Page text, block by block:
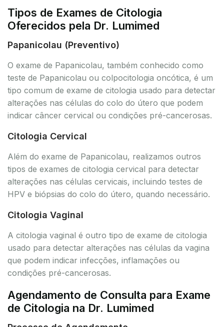
Tipos de Exames de Citologia
Oferecidos pela Dr. Lumimed
Papanicolau (Preventivo)
O exame de Papanicolau, também conhecido como
teste de Papanicolau ou colpocitologia oncótica, é um
tipo comum de exame de citologia usado para detectar
alterações nas células do colo do útero que podem
indicar câncer cervical ou condições pré-cancerosas.
Citologia Cervical
Além do exame de Papanicolau, realizamos outros
tipos de exames de citologia cervical para detectar
alterações nas células cervicais, incluindo testes de
HPV e biópsias do colo do útero, quando necessário.
Citologia Vaginal
A citologia vaginal é outro tipo de exame de citologia
usado para detectar alterações nas células da vagina
que podem indicar infecções, inflamações ou
condições pré-cancerosas.
Agendamento de Consulta para Exame
de Citologia na Dr. Lumimed